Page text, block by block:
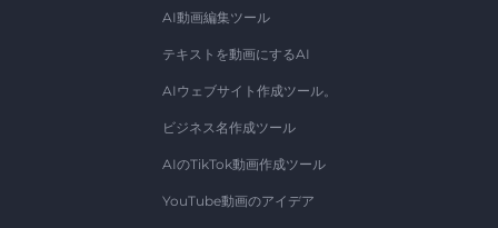
AI動画編集ツール
テキストを動画にするAI
AIウェブサイト作成ツール。
ビジネス名作成ツール
AIのTikTok動画作成ツール
YouTube動画のアイデア